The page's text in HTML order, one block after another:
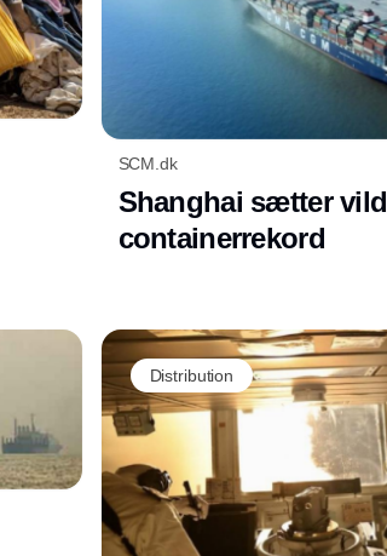
SCM.dk
Shanghai sætter vild
containerrekord
Distribution